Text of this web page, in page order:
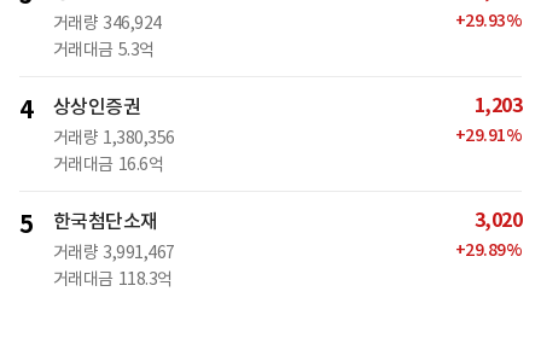
거래량 346,924
거래대금 5.3억
+29.93%
4 상상인증권
거래량 1,380,356
거래대금 16.6억
1,203
+29.91%
5 한국첨단소재
거래량 3,991,467
거래대금 118.3억
3,020
+29.89%